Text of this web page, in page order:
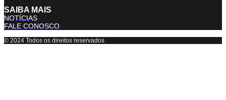
SAIBA MAIS
NOTÍCIAS
FALE CONOSCO
© 2024 Todos os direitos reservados